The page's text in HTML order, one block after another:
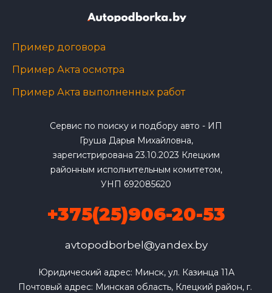
Пример договора
Пример Акта осмотра
Пример Акта выполненных работ
Сервис по поиску и подбору авто - ИП
Груша Дарья Михайловна,
зарегистрирована 23.10.2023 Клецким
районным исполнительным комитетом,
УНП 692085620
+375(25)906-20-53
avtopodborbel@yandex.by
Юридический адрес: Минск, ул. Казинца 11А
Почтовый адрес: Минская область, Клецкий район, г.